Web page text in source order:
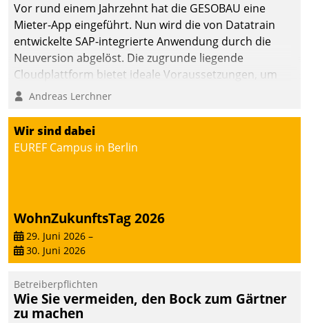
Vor rund einem Jahrzehnt hat die GESOBAU eine
Mieter-App eingeführt. Nun wird die von Datatrain
entwickelte SAP-integrierte Anwendung durch die
Neuversion abgelöst. Die zugrunde liegende
Cloudplattform bietet ideale Voraussetzungen, um
die Funktionalität der App zu erweitern und weitere
integrieren.
Andreas Lerchner
Wir sind dabei
EUREF Campus in Berlin
WohnZukunftsTag 2026
29. Juni 2026 –
30. Juni 2026
Betreiberpflichten
Wie Sie vermeiden, den Bock zum Gärtner
zu machen